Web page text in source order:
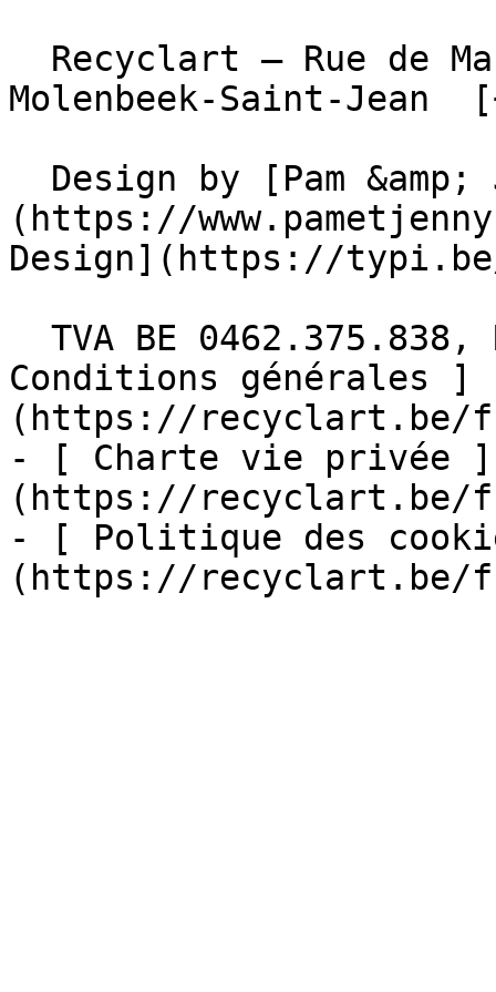
Molenbeek-Saint-
(https://
Design](https://
Conditions générales ]
(https://recyclart.be/
- [ Charte vie privée ]
(https://recyclart.be/
- [ Politique des